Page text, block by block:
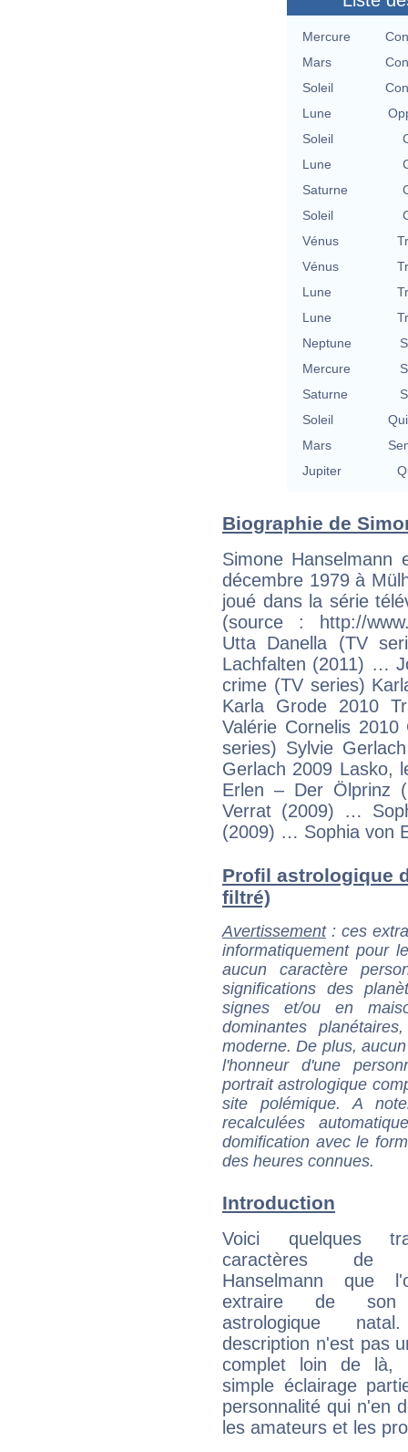
Mercure
Mars
Soleil
Lune
Soleil
Lune
Saturne
Soleil
Vénus
Vénus
Lune
Lune
Neptune
Mercure
Saturne
Soleil
Mars
Jupiter
Biographie de
Simone
décembre 1979 à
joué dans la série
(source : http://
Utta Danella (TV
Lachfalten (2011) …
crime (TV series)
Karla Grode 2010
Valérie Cornelis
series) Sylvie
Gerlach 2009 Lasko,
Erlen – Der Ölprinz
Verrat (2009) …
(2009) … Sophia von
Profil astrologique
filtré)
Avertissement: ces
informatiquement pour
aucun caractère
significations des
signes et/ou en
dominantes
moderne. De plus,
l'honneur d'une
portrait astrologique
site polémique. A
recalculées
domification avec le
des heures connues.
Introduction
Voici quelques
caractères de
Hanselmann que
extraire de son
astrologique
description n'est pas
complet loin de là,
simple éclairage
personnalité qui n'en
les amateurs et les